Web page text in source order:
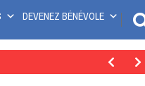
DEVENEZ BÉNÉVOLE